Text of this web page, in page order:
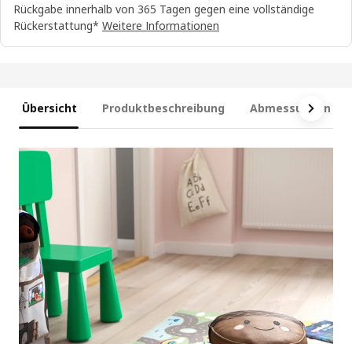
Rückgabe innerhalb von 365 Tagen gegen eine vollständige
Rückerstattung* Weitere Informationen
Übersicht Produktbeschreibung Abmessungen